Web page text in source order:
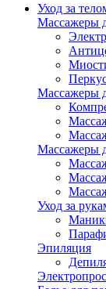
Уход за
Массажеры
Массажеры
Массажеры
Уход за
Эпиляция